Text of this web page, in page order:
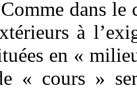
dans le
à
en «
« cours »